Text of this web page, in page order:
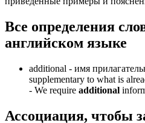
Все определения
английском языке
additional - имя
supplementary to what is
- We require additional
Ассоциация, чтобы